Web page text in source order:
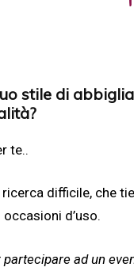
stile di
te..
ricerca difficile, che
d’uso.
ad un